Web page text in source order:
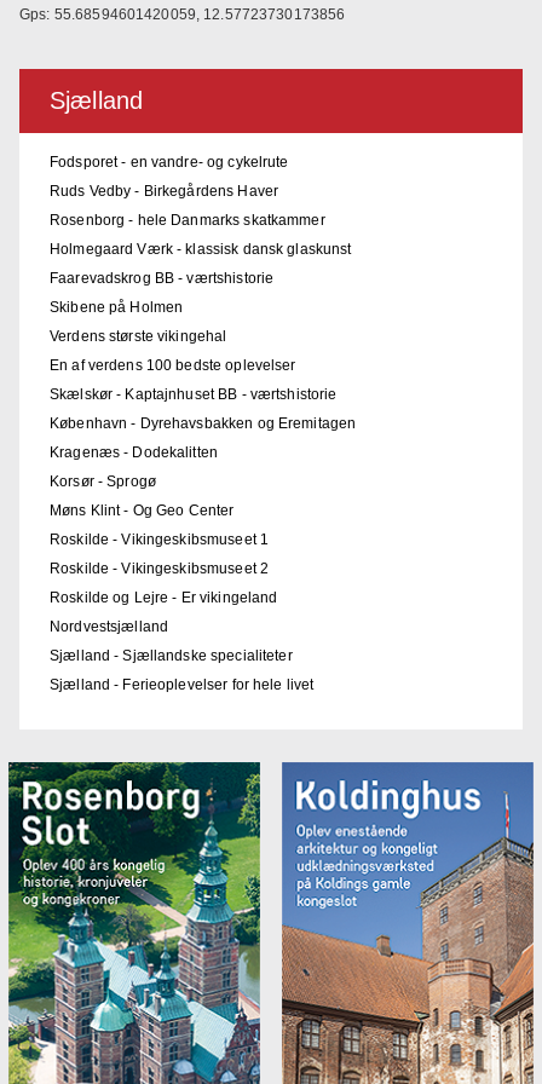
Gps: 55.68594601420059, 12.57723730173856
Sjælland
Fodsporet - en vandre- og cykelrute
Ruds Vedby - Birkegårdens Haver
Rosenborg - hele Danmarks skatkammer
Holmegaard Værk - klassisk dansk glaskunst
Faarevadskrog BB - værtshistorie
Skibene på Holmen
Verdens største vikingehal
En af verdens 100 bedste oplevelser
Skælskør - Kaptajnhuset BB - værtshistorie
København - Dyrehavsbakken og Eremitagen
Kragenæs - Dodekalitten
Korsør - Sprogø
Møns Klint - Og Geo Center
Roskilde - Vikingeskibsmuseet 1
Roskilde - Vikingeskibsmuseet 2
Roskilde og Lejre - Er vikingeland
Nordvestsjælland
Sjælland - Sjællandske specialiteter
Sjælland - Ferieoplevelser for hele livet